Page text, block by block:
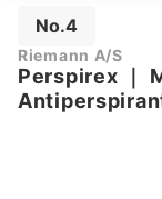
No.4
Riemann A/S
Perspirex ｜